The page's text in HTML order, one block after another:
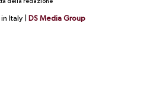
Italy | DS Media Group